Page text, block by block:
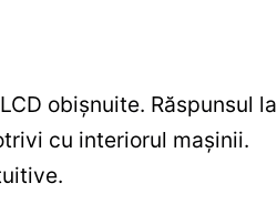
obișnuite. Răspunsul la
cu interiorul mașinii.